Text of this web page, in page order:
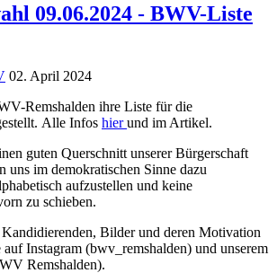
09.06.2024 - BWV-Liste
02. April 2024
Remshalden ihre Liste für die
Alle Infos hierund im Artikel.
guten Querschnitt unserer Bürgerschaft
uns im demokratischen Sinne dazu
aufzustellen und keine
zu schieben.
Bilder und deren Motivation
Instagram (bwv_remshalden) und unserem
Remshalden).